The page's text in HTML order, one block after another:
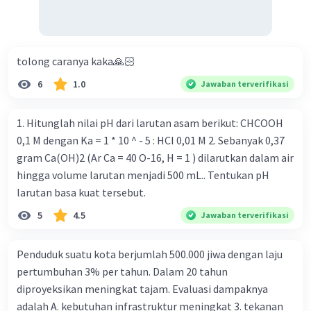
tolong caranya kaka🙏🏻
6 1.0 Jawaban terverifikasi
1. Hitunglah nilai pH dari larutan asam berikut: CHCOOH
0,1 M dengan Ka = 1 * 10 ^ - 5 : HCI 0,01 M 2. Sebanyak 0,37
gram Ca(OH)2 (Ar Ca = 40 O-16, H = 1 ) dilarutkan dalam air
hingga volume larutan menjadi 500 mL.. Tentukan pH
larutan basa kuat tersebut.
5 4.5 Jawaban terverifikasi
Penduduk suatu kota berjumlah 500.000 jiwa dengan laju
pertumbuhan 3% per tahun. Dalam 20 tahun
diproyeksikan meningkat tajam. Evaluasi dampaknya
adalah A. kebutuhan infrastruktur meningkat 3. tekanan